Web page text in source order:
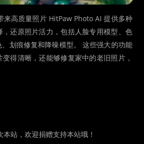
来高质量照片 HitPaw Photo AI 提供多种
，还原照片活力，包括人脸专用模型、色
划痕修复和降噪模型。 这些强大的功能
得清晰，还能够修复家中的老旧照片，
本站，欢迎捐赠支持本站哦！